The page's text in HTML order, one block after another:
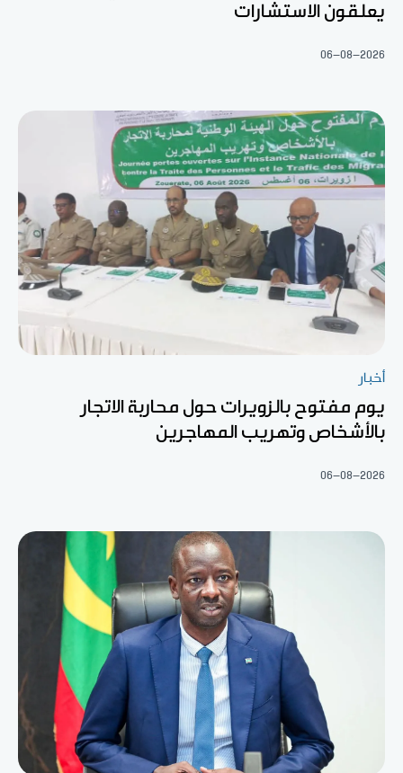
يعلقون الاستشارات
06-08-2026
أخبار
يوم مفتوح بالزويرات حول محاربة الاتجار
بالأشخاص وتهريب المهاجرين
06-08-2026